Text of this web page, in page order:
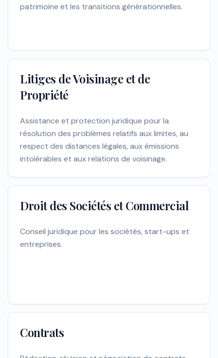
patrimoine et les transitions générationnelles.
Litiges de Voisinage et de
Propriété
Assistance et protection juridique pour la
résolution des problèmes relatifs aux limites, au
respect des distances légales, aux émissions
intolérables et aux relations de voisinage.
Droit des Sociétés et Commercial
Conseil juridique pour les sociétés, start-ups et
entreprises.
Contrats